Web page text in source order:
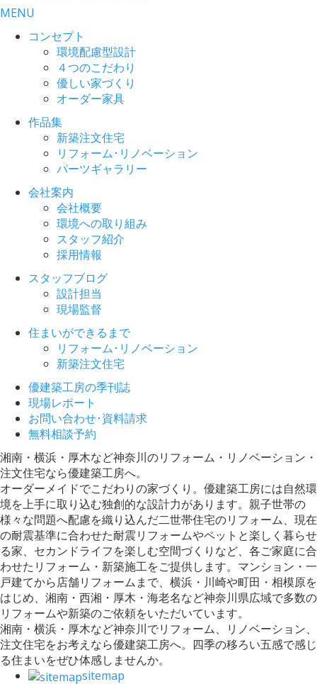
MENU
コンセプト
環境配慮型設計
４つのこだわり
優しい家づくり
オーダー家具
作品集
新築注文住宅
リフォーム･リノベーション
パーツギャラリー
会社案内
会社概要
環境への取り組み
スタッフ紹介
採用情報
スタッフブログ
設計担当
現場監督
住まいができるまで
リフォーム･リノベーション
新築注文住宅
優建築工房の季刊誌
現場レポート
お問い合わせ･資料請求
無料相談予約
湘南・横浜・厚木など神奈川のリフォーム・リノベーション・
注文住宅なら優建築工房へ。
オーダーメイドでこだわりの家づくり。優建築工房には自然環
境を上手に取り込む独創的な設計力があります。親子世帯の
様々な問題へ配慮を織り込んだ二世帯住宅のリフォーム、現在
の耐震基準に合わせた耐震リフォームやペットと楽しく暮らせ
る家、セカンドライフを楽しむ空間づくりなど、各ご家庭に合
わせたリフォーム・新築施工をご提供します。マンション・一
戸建てから店舗リフォームまで、横浜・川崎や町田・相模原を
はじめ、湘南・西湘・厚木・海老名など神奈川県広域で多数の
リフォームや新築のご依頼をいただいています。
湘南・横浜・厚木など神奈川でリフォーム、リノベーション、
注文住宅をお考えなら優建築工房へ。四季の移ろい五感で感じ
る住まいをぜひ体感しませんか。
sitemap